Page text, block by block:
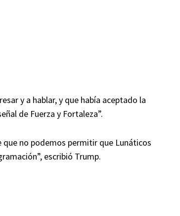
y a hablar, y que había aceptado la
de Fuerza y Fortaleza”.
que no podemos permitir que Lunáticos
escribió Trump.